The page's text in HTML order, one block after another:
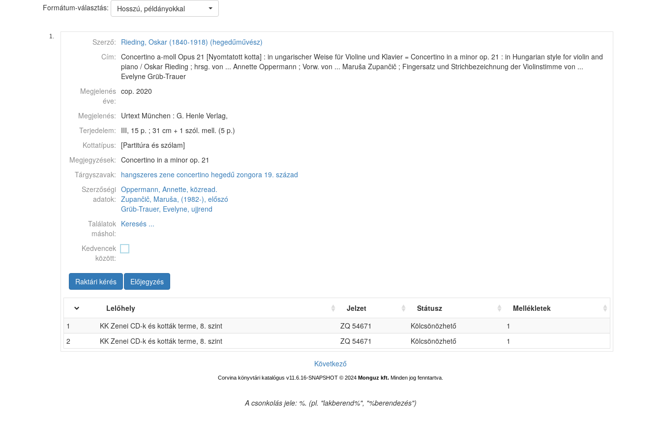
Formátum-választás: Hosszú, példányokkal
1.
Szerző: Rieding, Oskar (1840-1918) (hegedűművész)
Cím: Concertino a-moll Opus 21 [Nyomtatott kotta] : in ungarischer Weise für Violine und Klavier = Concertino in a minor op. 21 : in Hungarian style for violin and
piano / Oskar Rieding ; hrsg. von ... Annette Oppermann ; Vorw. von ... Maruša Zupančič ; Fingersatz und Strichbezeichnung der Violinstimme von ...
Evelyne Grüb-Trauer
Megjelenés
éve:
cop. 2020
Megjelenés: Urtext München : G. Henle Verlag,
Terjedelem: III, 15 p. ; 31 cm + 1 szól. mell. (5 p.)
Kottatípus: [Partitúra és szólam]
Megjegyzések: Concertino in a minor op. 21
Tárgyszavak: hangszeres zene concertino hegedű zongora 19. század
Szerzőségi
adatok:
Oppermann, Annette, közread.
Zupančič, Maruša, (1982-), előszó
Grüb-Trauer, Evelyne, ujjrend
Találatok
máshol:
Keresés ...
Kedvencek
között:
Raktári kérés Előjegyzés
Lelőhely Jelzet Státusz
Mellékletek
1
KK Zenei CD-k és kották terme, 8. szint ZQ 54671 Kölcsönözhető
1
2
KK Zenei CD-k és kották terme, 8. szint ZQ 54671 Kölcsönözhető 1
Következő
Corvina könyvtári katalógus v11.6.16-SNAPSHOT © 2024 Monguz kft. Minden jog fenntartva.
A csonkolás jele: %. (pl. "lakberend%", "%berendezés")